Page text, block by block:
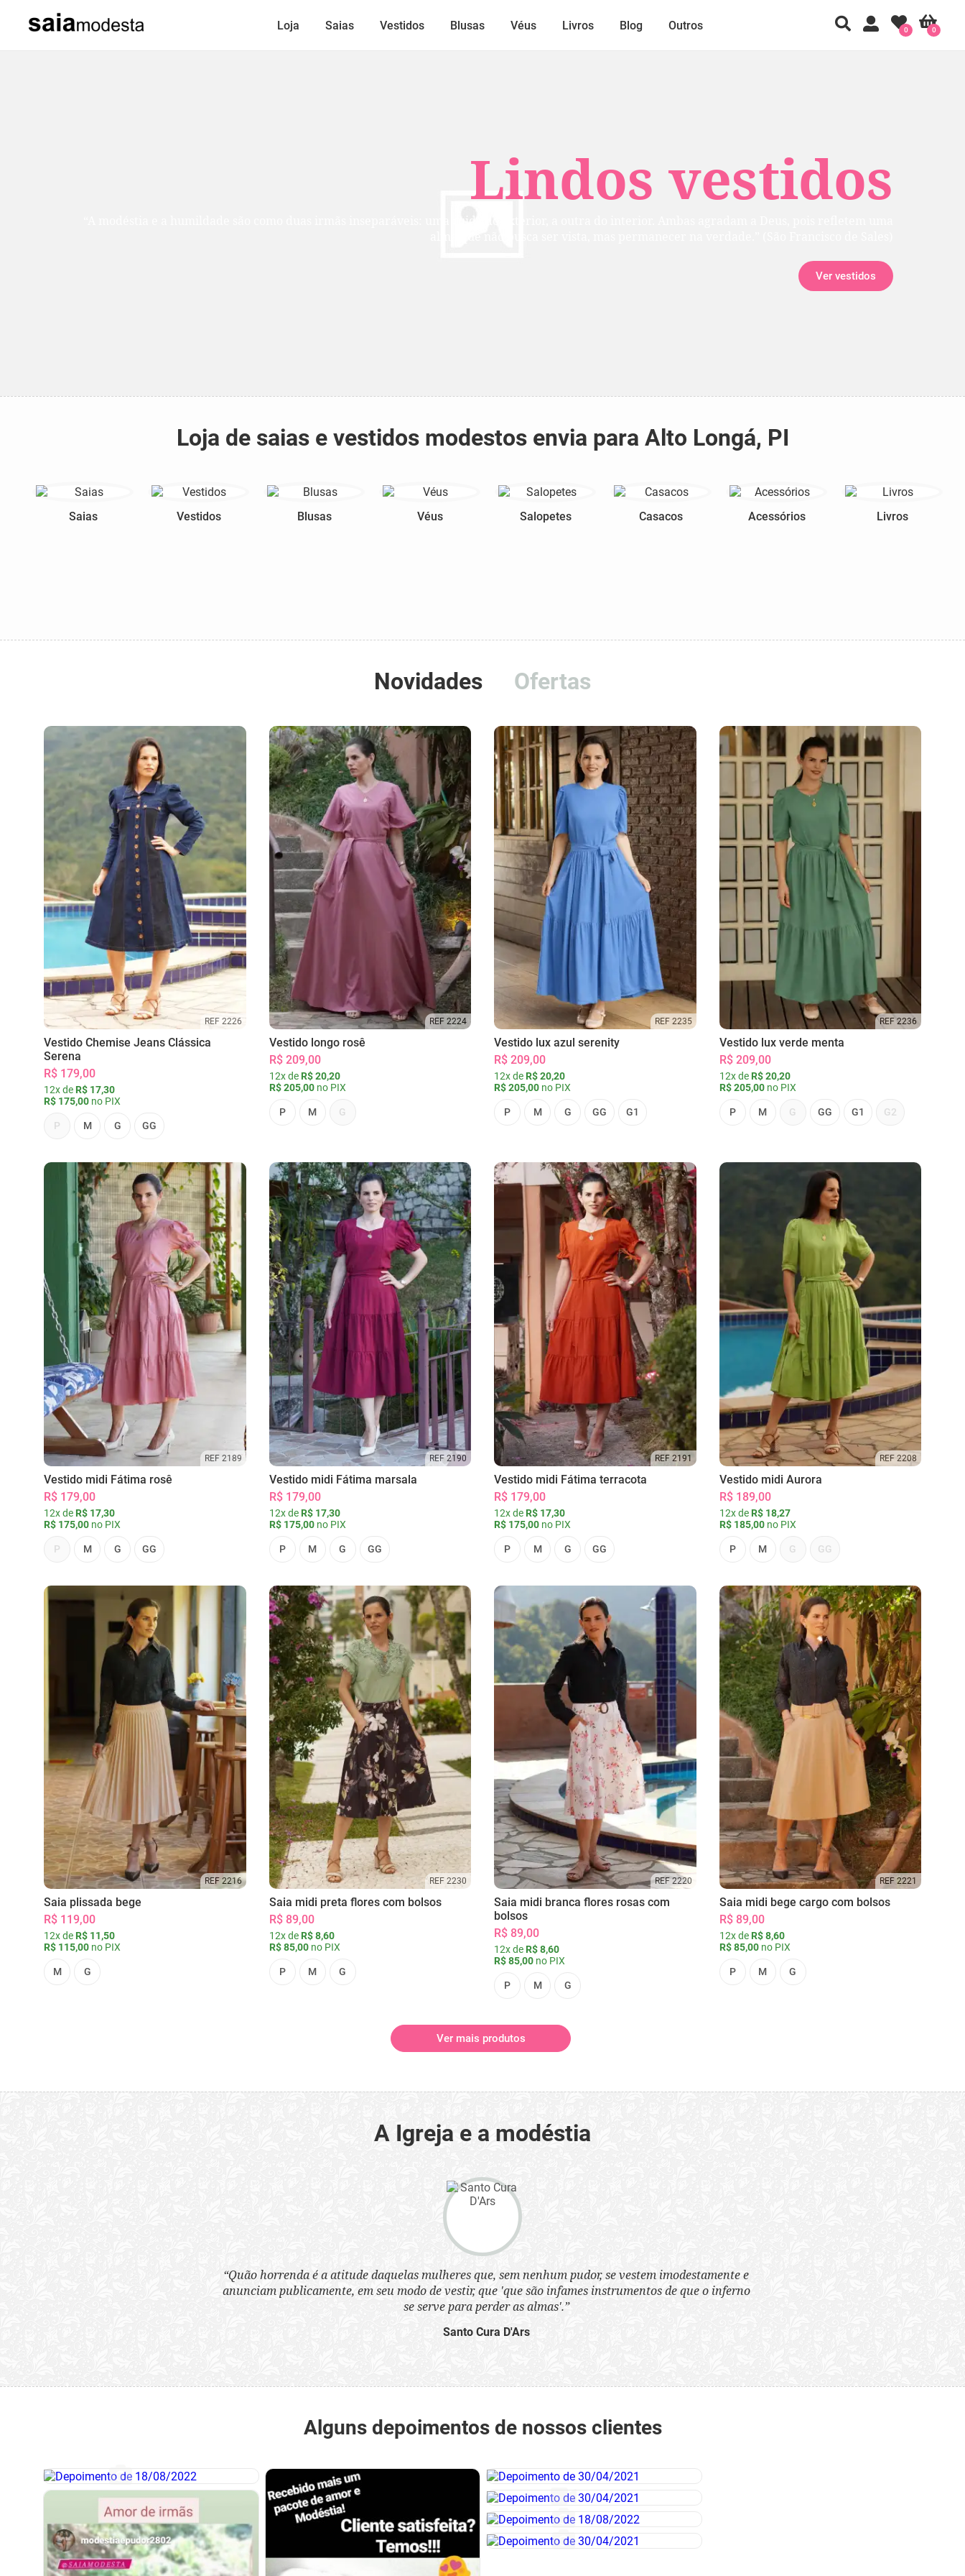
Lindos vestidos
Ver vestidos
Loja Saias Vestidos Blusas Véus Livros Blog Outros 0
0
Loja de saias e vestidos modestos envia para Alto Longá, PI
Saias Vestidos Blusas Véus Salopetes Casacos Acessórios Livros
Novidades Ofertas
REF 2226
Vestido Chemise Jeans Clássica
Serena
R$ 179,00
12x de R$ 17,30
R$ 175,00 no PIX
P M G GG
REF 2224
Vestido longo rosê
R$ 209,00
12x de R$ 20,20
R$ 205,00no PIX
P M G
REF 2235
Vestido lux azul serenity
R$ 209,00
12x de R$ 20,20
R$ 205,00 no PIX
P M G GG G1
REF 2236
Vestido lux verde menta
R$ 209,00
12x de R$ 20,20
R$ 205,00no PIX
P M G GG G1 G2
REF 2189
Vestido midi Fátima rosê
R$ 179,00
12x de R$ 17,30
R$ 175,00 no PIX
P M G GG
REF 2190
Vestido midi Fátima marsala
R$ 179,00
12x de R$ 17,30
R$ 175,00no PIX
P M G GG
REF 2191
Vestido midi Fátima terracota
R$ 179,00
12x de R$ 17,30
R$ 175,00 no PIX
P M G GG
REF 2208
Vestido midi Aurora
R$ 189,00
12x de R$ 18,27
R$ 185,00no PIX
P M G GG
REF 2216
Saia plissada bege
R$ 119,00
12x de R$ 11,50
R$ 115,00 no PIX
M G
REF 2230
Saia midi preta flores com bolsos
R$ 89,00
12x de R$ 8,60
R$ 85,00no PIX
P M G
REF 2220
Saia midi branca flores rosas com
bolsos
R$ 89,00
12x de R$ 8,60
R$ 85,00 no PIX
P M G
REF 2221
Saia midi bege cargo com bolsos
R$ 89,00
12x de R$ 8,60
R$ 85,00no PIX
P M G
Ver mais produtos
A Igreja e a modéstia
“Quão horrenda é a atitude daquelas mulheres que, sem nenhum pudor, se vestem imodestamente e
anunciam publicamente, em seu modo de vestir, que 'que são infames instrumentos de que o inferno
se serve para perder as almas'.”
Santo Cura D'Ars
Alguns depoimentos de nossos clientes